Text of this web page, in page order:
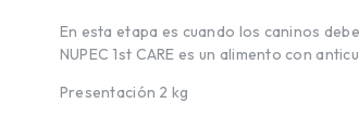
En esta etapa es cuando los caninos
NUPEC 1st CARE es un alimento con
Presentación 2 kg